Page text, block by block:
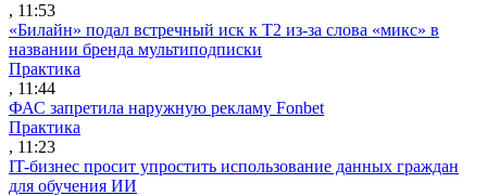
, 11:53
«Билайн» подал встречный иск к Т2 из-за слова «микс» в
названии бренда мультиподписки
Практика
, 11:44
ФАС запретила наружную рекламу Fonbet
Практика
, 11:23
IT-бизнес просит упростить использование данных граждан
для обучения ИИ